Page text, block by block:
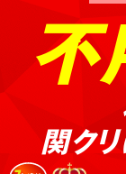
不
関ク